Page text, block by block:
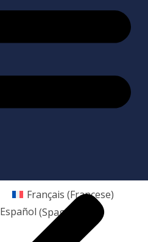
Français (Francese)
Español (Spagnolo